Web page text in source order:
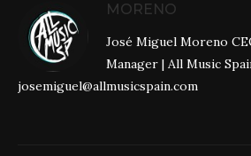
MORENO
José Miguel Moreno
Manager | All Music
josemiguel@allmusicspain.com